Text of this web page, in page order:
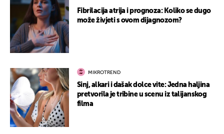
Fibrilacija atrija i prognoza: Koliko se dugo
može živjeti s ovom dijagnozom?
MIKROTREND
Sinj, alkari i dašak dolce vite: Jedna haljina
pretvorila je tribine u scenu iz talijanskog
filma